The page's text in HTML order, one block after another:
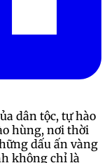
dân tộc, tự hào
hùng, nơi thời
dấu ấn vàng
không chỉ là